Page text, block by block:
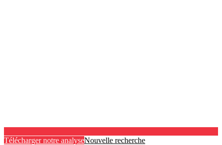
Télécharger notre analyseNouvelle recherche